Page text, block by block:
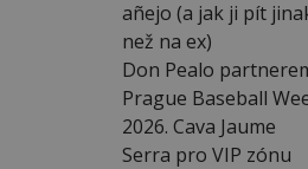
añejo (a jak ji pít
než na ex)
Don Pealo
Prague Baseball
2026. Cava Jaume
Serra pro VIP zónu